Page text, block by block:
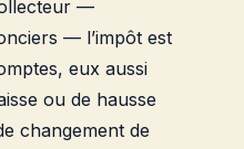
—
— l’impôt est
eux aussi
ou de hausse
changement de